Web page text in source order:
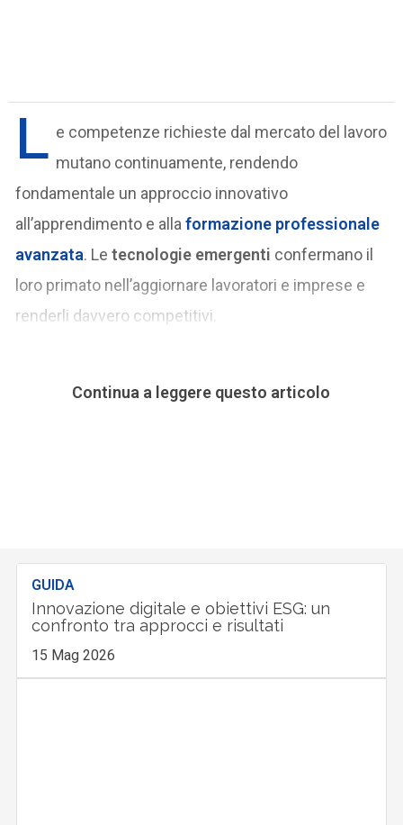
L e competenze richieste dal mercato del lavoro
mutano continuamente, rendendo
fondamentale un approccio innovativo
all’apprendimento e alla formazione professionale
avanzata. Letecnologie emergenti confermano il
loro primato nell’aggiornare lavoratori e imprese e
renderli davvero competitivi.
Continua a leggere questo articolo
GUIDA
Innovazione digitale e obiettivi ESG: un
confronto tra approcci e risultati
15 Mag 2026